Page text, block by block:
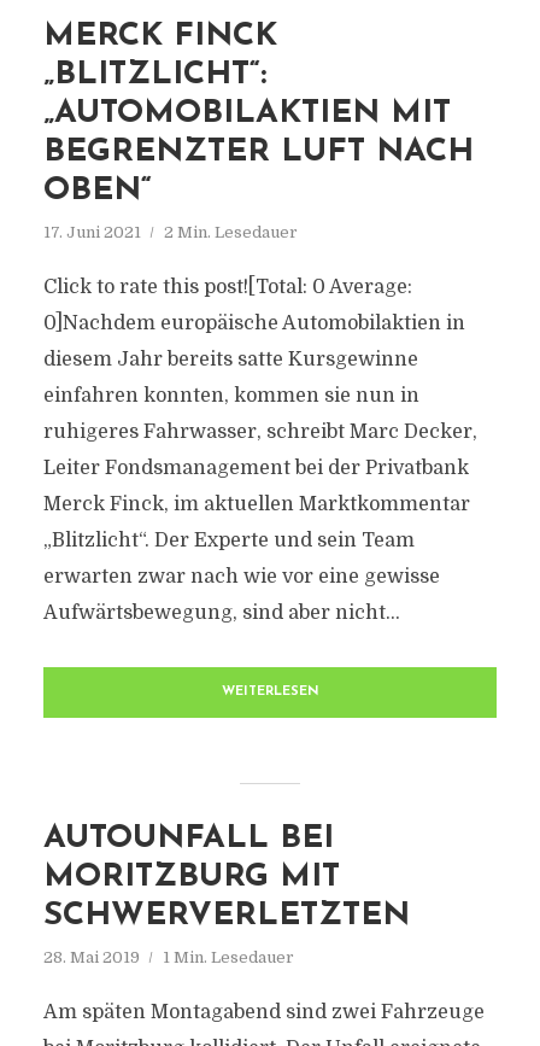
MERCK FINCK
„BLITZLICHT“:
„AUTOMOBILAKTIEN MIT
BEGRENZTER LUFT NACH
OBEN“
17. Juni 2021 2 Min. Lesedauer
Click to rate this post![Total: 0 Average:
0]Nachdem europäische Automobilaktien in
diesem Jahr bereits satte Kursgewinne
einfahren konnten, kommen sie nun in
ruhigeres Fahrwasser, schreibt Marc Decker,
Leiter Fondsmanagement bei der Privatbank
Merck Finck, im aktuellen Marktkommentar
„Blitzlicht“. Der Experte und sein Team
erwarten zwar nach wie vor eine gewisse
Aufwärtsbewegung, sind aber nicht...
WEITERLESEN
AUTOUNFALL BEI
MORITZBURG MIT
SCHWERVERLETZTEN
28. Mai 2019 1 Min. Lesedauer
Am späten Montagabend sind zwei Fahrzeuge